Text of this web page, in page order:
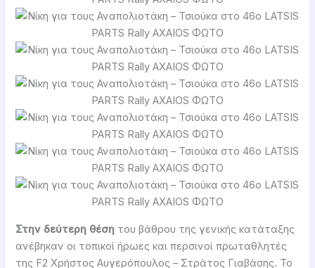
Στην δεύτερη θέση του βάθρου της γενικής κατάταξης
ανέβηκαν οι τοπικοί ήρωες και περσινοί πρωταθλητές
της F2 Χρήστος Αυγερόπουλος – Στράτος Γιαβάσης. Το